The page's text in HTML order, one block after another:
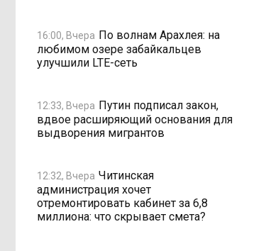
16:00, Вчера По волнам Арахлея: на
любимом озере забайкальцев
улучшили LTE-сеть
12:33, Вчера Путин подписал закон,
вдвое расширяющий основания для
выдворения мигрантов
12:32, Вчера Читинская
администрация хочет
отремонтировать кабинет за 6,8
миллиона: что скрывает смета?